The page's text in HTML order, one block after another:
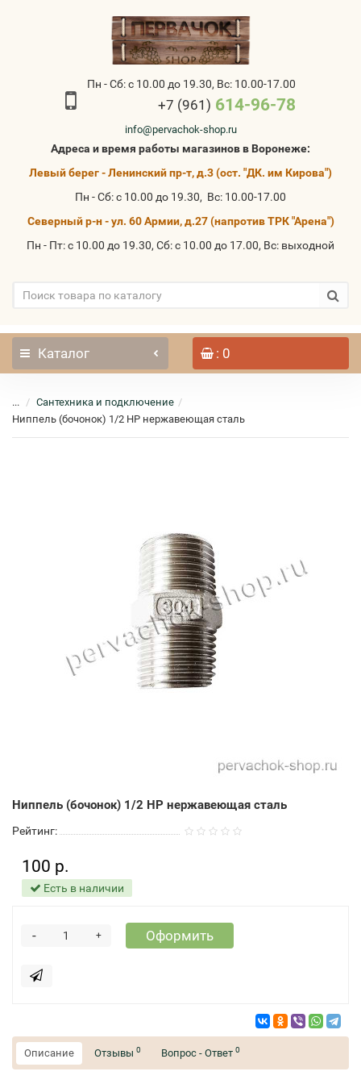
Пн - Сб: с 10.00 до 19.30, Вс: 10.00-17.00
+7 (961) 614-96-78
info@pervachok-shop.ru
Адреса и время работы магазинов в Воронеже:
Левый берег - Ленинский пр-т, д.3 (ост. "ДК. им Кирова")
Пн - Сб: с 10.00 до 19.30, Вс: 10.00-17.00
Северный р-н - ул. 60 Армии, д.27 (напротив ТРК "Арена")
Пн - Пт: с 10.00 до 19.30, Сб: с 10.00 до 17.00, Вс: выходной
Каталог : 0
...
Сантехника и подключение
Ниппель (бочонок) 1/2 НР нержавеющая сталь
Ниппель (бочонок) 1/2 НР нержавеющая сталь
Рейтинг:
100 р.
Есть в наличии
+
- Оформить
Описание Отзывы 0 Вопрос - Ответ 0